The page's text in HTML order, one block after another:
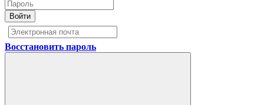
Войти
Восстановить пароль